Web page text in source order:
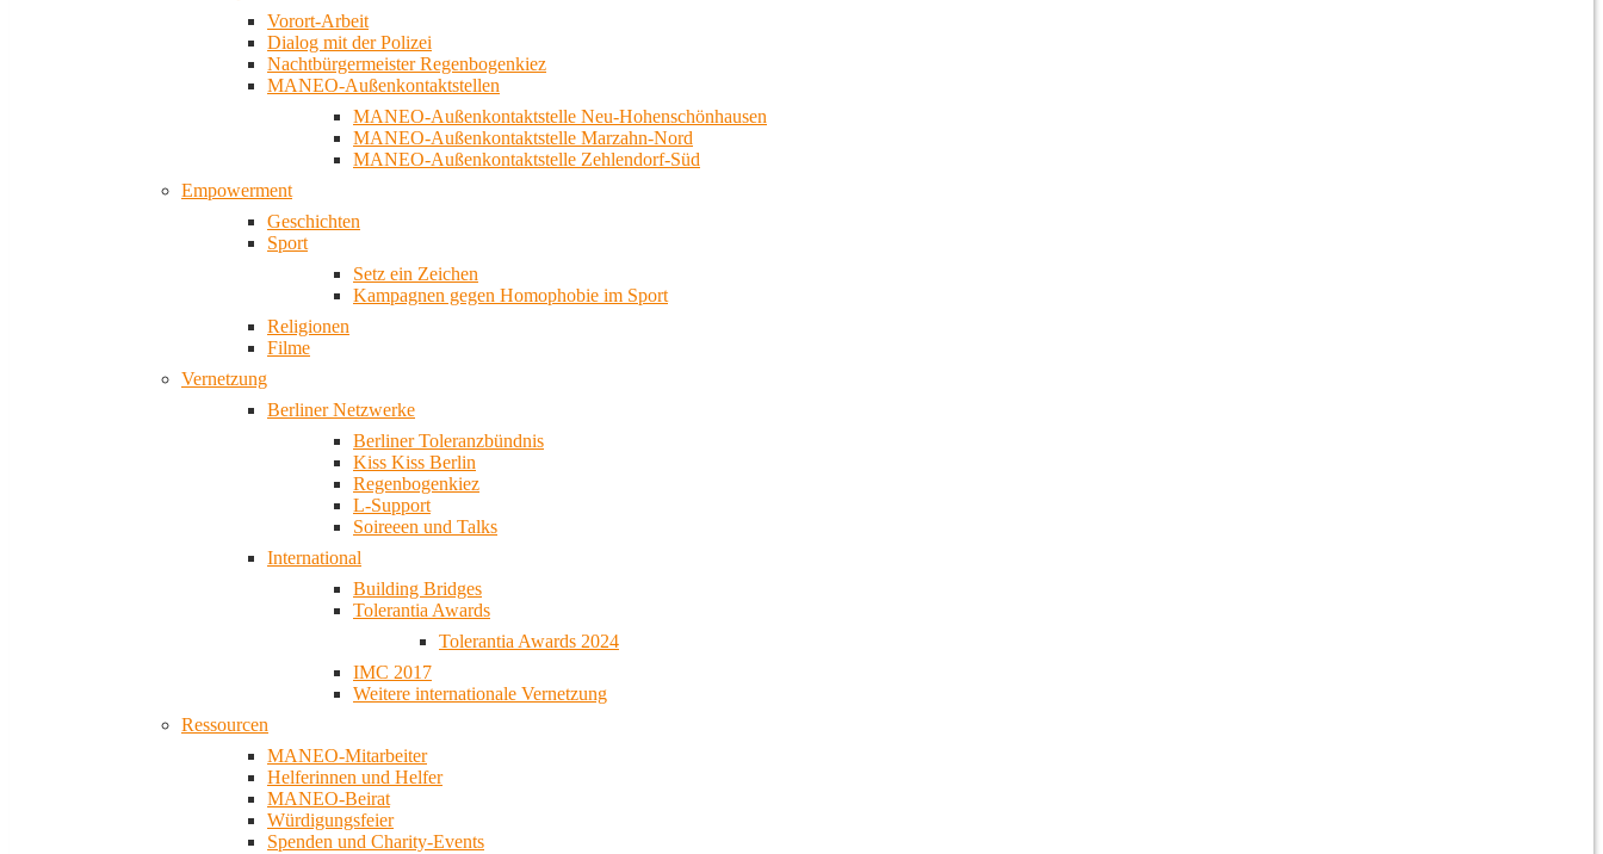
Vorort-Arbeit
Dialog mit der Polizei
Nachtbürgermeister Regenbogenkiez
MANEO-Außenkontaktstellen
MANEO-Außenkontaktstelle Neu-Hohenschönhausen
MANEO-Außenkontaktstelle Marzahn-Nord
MANEO-Außenkontaktstelle Zehlendorf-Süd
Empowerment
Geschichten
Sport
Setz ein Zeichen
Kampagnen gegen Homophobie im Sport
Religionen
Filme
Vernetzung
Berliner Netzwerke
Berliner Toleranzbündnis
Kiss Kiss Berlin
Regenbogenkiez
L-Support
Soireeen und Talks
International
Building Bridges
Tolerantia Awards
Tolerantia Awards 2024
IMC 2017
Weitere internationale Vernetzung
Ressourcen
MANEO-Mitarbeiter
Helferinnen und Helfer
MANEO-Beirat
Würdigungsfeier
Spenden und Charity-Events